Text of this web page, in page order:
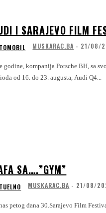
I SARAJEVO FILM
MUSKARAC.BA - 21/08/
godine, kompanija Porsche BH, sa
od 16. do 23. augusta, Audi Q4...
SA….”GYM”
MUSKARAC.BA - 21/08/
petog dana 30.Sarajevo Film